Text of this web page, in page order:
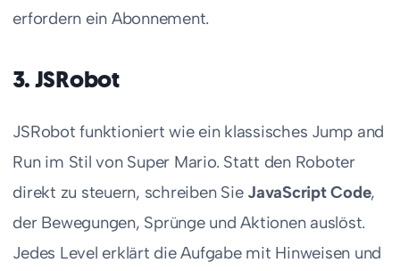
erfordern ein Abonnement.
3. JSRobot
JSRobot funktioniert wie ein klassisches Jump and
Run im Stil von Super Mario. Statt den Roboter
direkt zu steuern, schreiben Sie JavaScript Code,
der Bewegungen, Sprünge und Aktionen auslöst.
Jedes Level erklärt die Aufgabe mit Hinweisen und